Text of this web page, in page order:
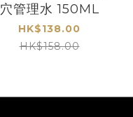
穴管理水 150ML
HK$138.00
HK$158.00